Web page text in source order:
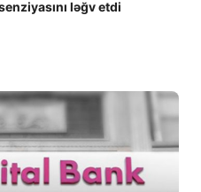
ləğv etdi